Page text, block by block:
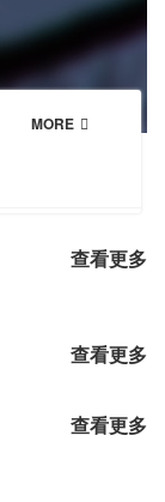
MORE
查看更多
查看更多
查看更多